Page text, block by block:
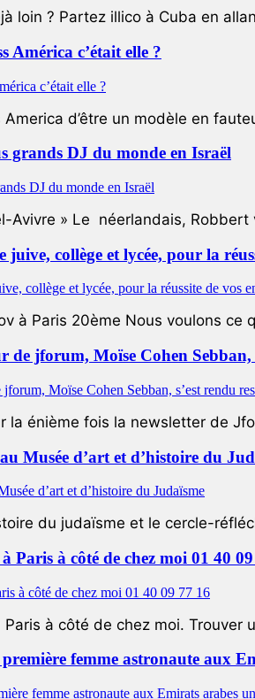
loin ? Partez illico à Cuba en
América c’était elle ?
d’être un modèle en
grands DJ du monde en Israël
Avivre » Le néerlandais,
juive, collège et lycée, pour la
à Paris 20ème Nous voulons ce
de jforum, Moïse Cohen Sebban,
la énième fois la newsletter de
Musée d’art et d’histoire du
du judaïsme et le cercle-
Paris à côté de chez moi 01 40
à côté de chez moi. Trouver
femme astronaute aux